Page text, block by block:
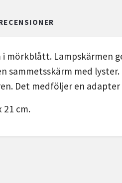
i mörkblått. Lampskärmen
sammetsskärm med
Det medföljer en adapter
21 cm.